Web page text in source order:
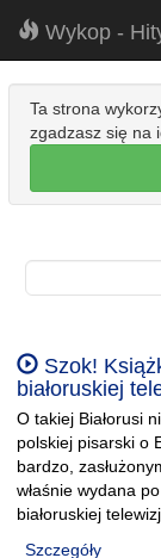
Wykop -
Ta strona
zgadzasz się na
Szok!
białoruskiej
O takiej Białorusi
polskiej pisarski o
bardzo,
właśnie wydana
białoruskiej
Szczegóły